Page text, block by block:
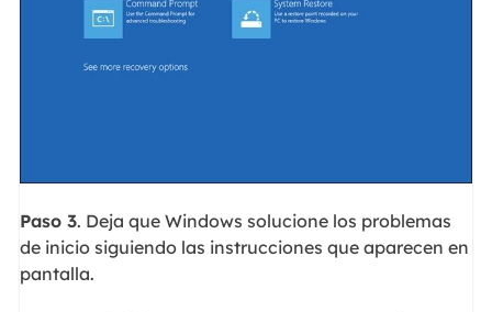
Paso 3. Deja que Windows solucione los problemas
de inicio siguiendo las instrucciones que aparecen en
pantalla.